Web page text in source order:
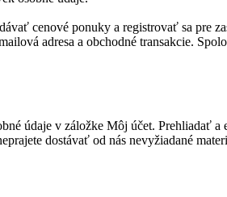
cenové ponuky a registrovať sa pre
adresa a obchodné transakcie.
údaje v záložke Môj účet. Prehliadať a
dostávať od nás nevyžiadané